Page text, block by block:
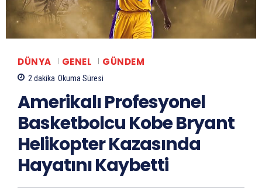
DÜNYA GENEL GÜNDEM
2dakika Okuma Süresi
Amerikalı Profesyonel
Basketbolcu Kobe Bryant
Helikopter Kazasında
Hayatını Kaybetti